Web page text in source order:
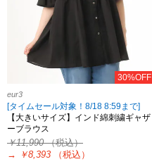
30%OFF
eur3
[タイムセール対象！8/18 8:59まで]
【大きいサイズ】インド綿刺繍ギャザ
ーブラウス
￥11,990（税込）
→
￥8,393 （税込）